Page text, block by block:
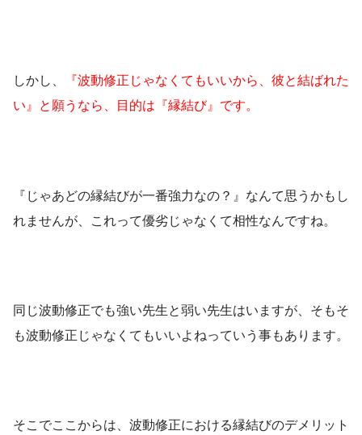
しかし、
『波動修正じゃなくてもいいから、彼と結ばれた
い』と願うなら、目的は『縁結び』です。
『じゃあどの縁結びが一番強力なの？』なんて思うかもし
れませんが、これって優劣じゃなくて相性なんですね。
同じ波動修正でも強い先生と弱い先生はいますが、そもそ
も波動修正じゃなくてもいいよねっていう事もあります。
そこでここからは、波動修正における縁結びのデメリット